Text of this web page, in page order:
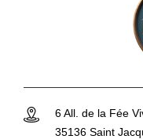
6 All. de la Fée
35136 Saint